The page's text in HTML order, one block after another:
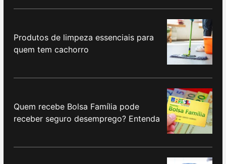
Produtos de limpeza essenciais para
quem tem cachorro
Quem recebe Bolsa Família pode
receber seguro desemprego? Entenda